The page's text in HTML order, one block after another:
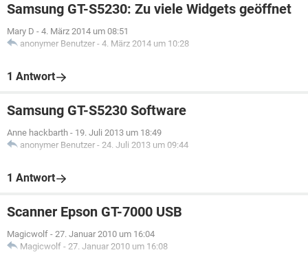
Samsung GT-S5230: Zu viele Widgets geöffnet
Mary D - 4. März 2014 um 08:51
anonymer Benutzer - 4. März 2014 um 10:28
1 Antwort
Samsung GT-S5230 Software
Anne hackbarth - 19. Juli 2013 um 18:49
anonymer Benutzer - 24. Juli 2013 um 09:44
1 Antwort
Scanner Epson GT-7000 USB
Magicwolf - 27. Januar 2010 um 16:04
Magicwolf - 27. Januar 2010 um 16:08